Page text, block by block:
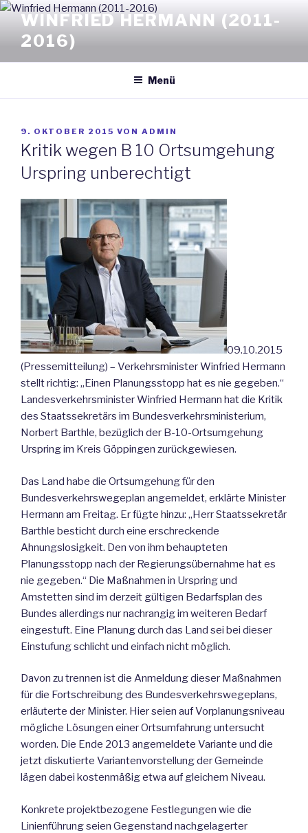
Zum
Inhalt
springen
WINFRIED HERMANN (2011-
2016)
Menü
VERÖFFENTLICHT
AM
9. OKTOBER 2015 VON ADMIN
Kritik wegen B 10 Ortsumgehung
Urspring unberechtigt
09.10.2015
(Pressemitteilung) – Verkehrsminister Winfried Hermann
stellt richtig: „Einen Planungsstopp hat es nie gegeben.“
Landesverkehrsminister Winfried Hermann hat die Kritik
des Staatssekretärs im Bundesverkehrsministerium,
Norbert Barthle, bezüglich der B-10-Ortsumgehung
Urspring im Kreis Göppingen zurückgewiesen.
Das Land habe die Ortsumgehung für den
Bundesverkehrswegeplan angemeldet, erklärte Minister
Hermann am Freitag. Er fügte hinzu: „Herr Staatssekretär
Barthle besticht durch eine erschreckende
Ahnungslosigkeit. Den von ihm behaupteten
Planungsstopp nach der Regierungsübernahme hat es
nie gegeben.“ Die Maßnahmen in Urspring und
Amstetten sind im derzeit gültigen Bedarfsplan des
Bundes allerdings nur nachrangig im weiteren Bedarf
eingestuft. Eine Planung durch das Land sei bei dieser
Einstufung schlicht und einfach nicht möglich.
Davon zu trennen ist die Anmeldung dieser Maßnahmen
für die Fortschreibung des Bundesverkehrswegeplans,
erläuterte der Minister. Hier seien auf Vorplanungsniveau
mögliche Lösungen einer Ortsumfahrung untersucht
worden. Die Ende 2013 angemeldete Variante und die
jetzt diskutierte Variantenvorstellung der Gemeinde
lägen dabei kostenmäßig etwa auf gleichem Niveau.
Konkrete projektbezogene Festlegungen wie die
Linienführung seien Gegenstand nachgelagerter